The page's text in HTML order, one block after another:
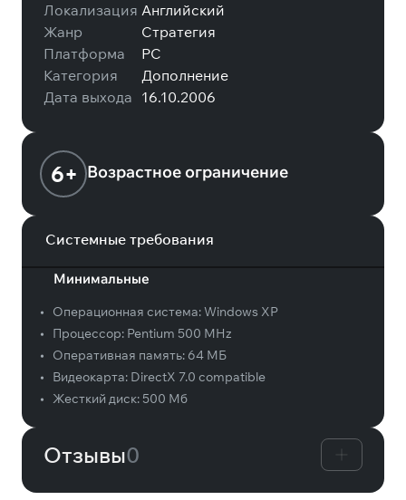
Локализация Английский
Жанр
Стратегия
Платформа
PC
Категория
Дополнение
Дата выхода 16.10.2006
6+ Возрастное ограничение
Системные требования
Минимальные
• Операционная система:Windows XP
•
Процессор: Pentium 500 MHz
•
Оперативная память: 64 МБ
•
Видеокарта: DirectX 7.0 compatible
•
Жесткий диск: 500 Мб
Отзывы0